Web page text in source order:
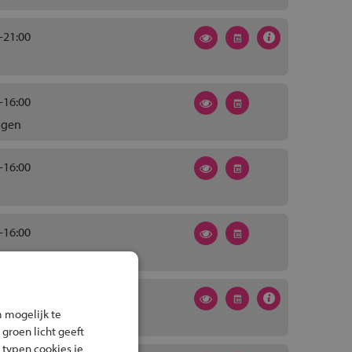
21:00
16:00
16:00
16:00
mogelijk te
groen licht geeft
cookies je